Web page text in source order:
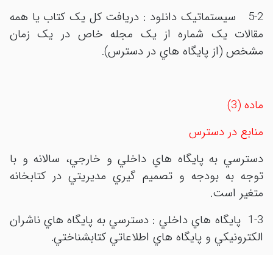
5-2 سيستماتيک دانلود : دريافت کل يک کتاب يا همه
مقالات يک شماره از يک مجله خاص در يک زمان
مشخص (از پايگاه هاي در دسترس).
ماده (3)
منابع در دسترس
دسترسي به پايگاه هاي داخلي و خارجي، سالانه و با
توجه به بودجه و تصميم گيري مديريتي در کتابخانه
متغير است.
1-3 پايگاه هاي داخلي : دسترسي به پايگاه هاي ناشران
الکترونيکي و پايگاه هاي اطلاعاتي کتابشناختي.